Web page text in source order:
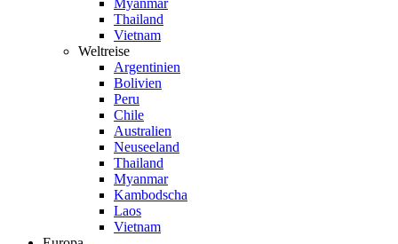
Myanmar
Thailand
Vietnam
Weltreise
Argentinien
Bolivien
Peru
Chile
Australien
Neuseeland
Thailand
Myanmar
Kambodscha
Laos
Vietnam